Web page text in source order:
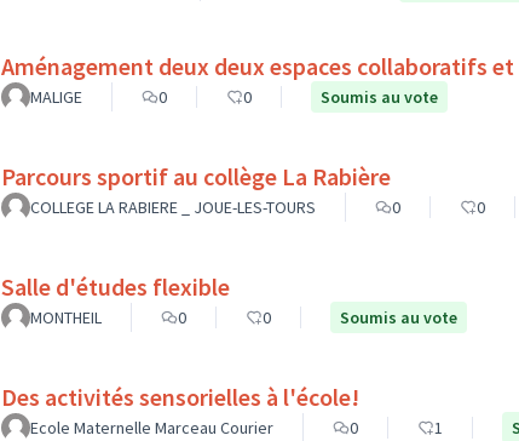
Aménagement deux deux espaces collaboratifs
MALIGE 0 0 Soumis au vote
Parcours sportif au collège La Rabière
COLLEGE LA RABIERE _ JOUE-LES-TOURS 0 0
Salle d'études flexible
MONTHEIL 0 0 Soumis au vote
Des activités sensorielles à l'école!
Ecole Maternelle Marceau Courier 0 1